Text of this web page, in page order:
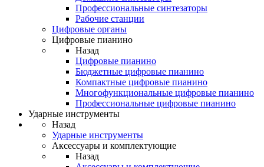
Профессиональные синтезаторы
Рабочие станции
Цифровые органы
Цифровые пианино
Назад
Цифровые пианино
Бюджетные цифровые пианино
Компактные цифровые пианино
Многофункциональные цифровые пианино
Профессиональные цифровые пианино
Ударные инструменты
Назад
Ударные инструменты
Аксессуары и комплектующие
Назад